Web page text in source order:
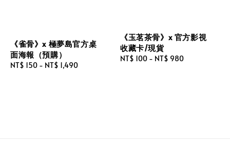
《雀骨》x 極夢島官方桌
面海報（預購）
Regular
NT$ 150 - NT$ 1,490
《玉茗茶骨》x 官方影視
收藏卡/現貨
Regular
NT$ 100 - NT$ 980